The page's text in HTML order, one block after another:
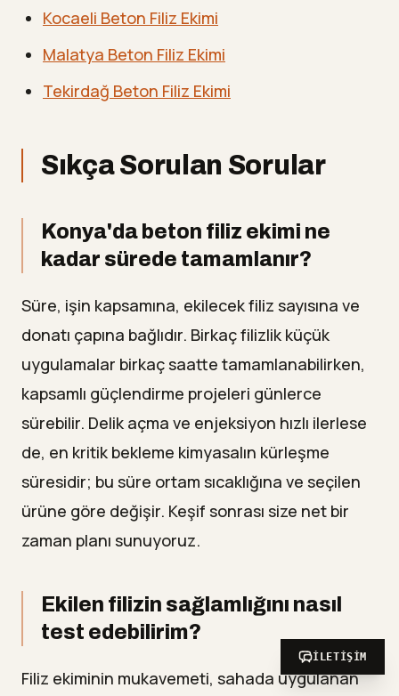
Kocaeli Beton Filiz Ekimi
Malatya Beton Filiz Ekimi
Tekirdağ Beton Filiz Ekimi
Sıkça Sorulan Sorular
Konya'da beton filiz ekimi ne
kadar sürede tamamlanır?
Süre, işin kapsamına, ekilecek filiz sayısına ve
donatı çapına bağlıdır. Birkaç filizlik küçük
uygulamalar birkaç saatte tamamlanabilirken,
kapsamlı güçlendirme projeleri günlerce
sürebilir. Delik açma ve enjeksiyon hızlı ilerlese
de, en kritik bekleme kimyasalın kürleşme
süresidir; bu süre ortam sıcaklığına ve seçilen
ürüne göre değişir. Keşif sonrası size net bir
zaman planı sunuyoruz.
Ekilen filizin sağlamlığını nasıl
test edebilirim?
Filiz ekiminin mukavemeti, sahada uygulanan
İLETIŞIM